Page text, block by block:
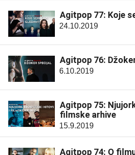
Agitpop 77: Koje
24.10.2019
Agitpop 76:
6.10.2019
Agitpop 75:
filmske arhive
15.9.2019
Agitpop 74: O